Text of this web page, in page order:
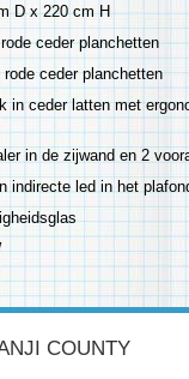
D x 220 cm H
ceder planchetten
rode ceder planchetten
in ceder latten met
in de zijwand en 2
indirecte led in het
COUNTY